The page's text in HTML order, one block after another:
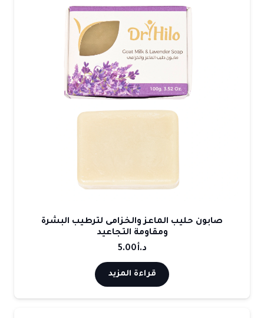
صابون حليب الماعز والخزامى لترطيب البشرة
ومقاومة التجاعيد
د.أ5.00
قراءة المزيد